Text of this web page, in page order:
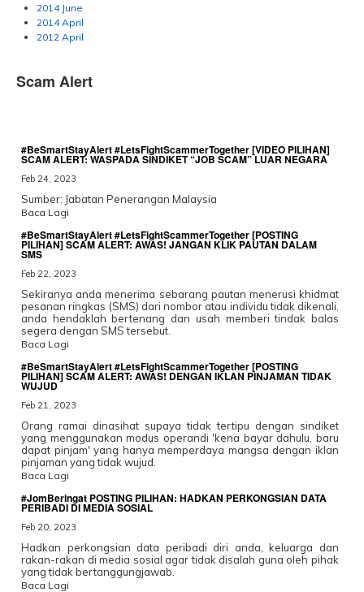
2014 June
2014 April
2012 April
Scam Alert
#BeSmartStayAlert #LetsFightScammerTogether [VIDEO PILIHAN]
SCAM ALERT: WASPADA SINDIKET “JOB SCAM” LUAR NEGARA
Feb 24, 2023
Sumber: Jabatan Penerangan Malaysia
Baca Lagi
#BeSmartStayAlert #LetsFightScammerTogether [POSTING
PILIHAN] SCAM ALERT: AWAS! JANGAN KLIK PAUTAN DALAM
SMS
Feb 22, 2023
Sekiranya anda menerima sebarang pautan menerusi khidmat
pesanan ringkas (SMS) dari nombor atau individu tidak dikenali,
anda hendaklah bertenang dan usah memberi tindak balas
segera dengan SMS tersebut.
Baca Lagi
#BeSmartStayAlert #LetsFightScammerTogether [POSTING
PILIHAN] SCAM ALERT: AWAS! DENGAN IKLAN PINJAMAN TIDAK
WUJUD
Feb 21, 2023
Orang ramai dinasihat supaya tidak tertipu dengan sindiket
yang menggunakan modus operandi 'kena bayar dahulu, baru
dapat pinjam' yang hanya memperdaya mangsa dengan iklan
pinjaman yang tidak wujud.
Baca Lagi
#JomBeringat POSTING PILIHAN: HADKAN PERKONGSIAN DATA
PERIBADI DI MEDIA SOSIAL
Feb 20, 2023
Hadkan perkongsian data peribadi diri anda, keluarga dan
rakan-rakan di media sosial agar tidak disalah guna oleh pihak
yang tidak bertanggungjawab.
Baca Lagi